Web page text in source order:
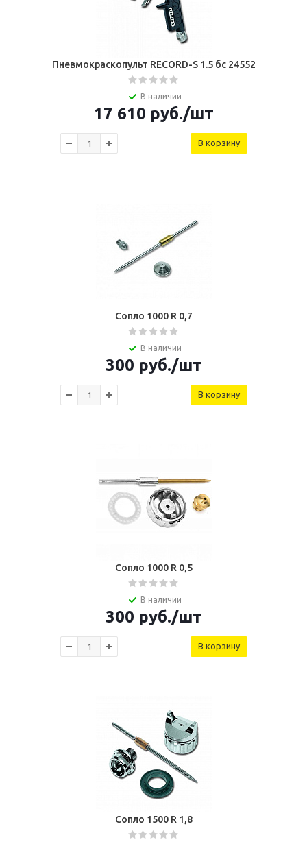
Пневмокраскопульт RECORD-S 1.5 бс 24552
В наличии
17 610 руб./шт
В корзину
Сопло 1000 R 0,7
В наличии
300 руб./шт
В корзину
Сопло 1000 R 0,5
В наличии
300 руб./шт
В корзину
Сопло 1500 R 1,8